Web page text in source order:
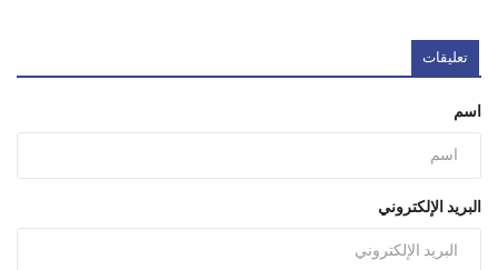
تعليقات
اسم
البريد الإلكتروني